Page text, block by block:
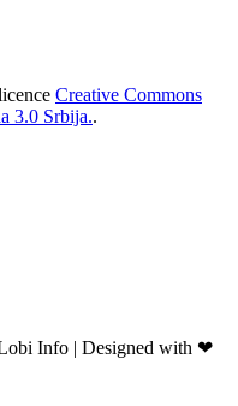
Creative Commons
3.0 Srbija..
Info | Designed with ❤